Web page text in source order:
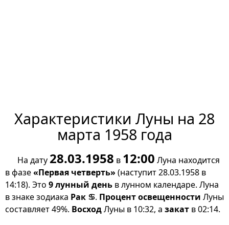
Характеристики Луны на 28
марта 1958 года
На дату 28.03.1958 в 12:00 Луна находится
в фазе«Первая четверть»(наступит 28.03.1958 в
14:18). Это 9 лунный день в лунном календаре. Луна
в знаке зодиака Рак ♋. Процент освещенности Луны
составляет 49%. ВосходЛуны в 10:32, а закат в 02:14.